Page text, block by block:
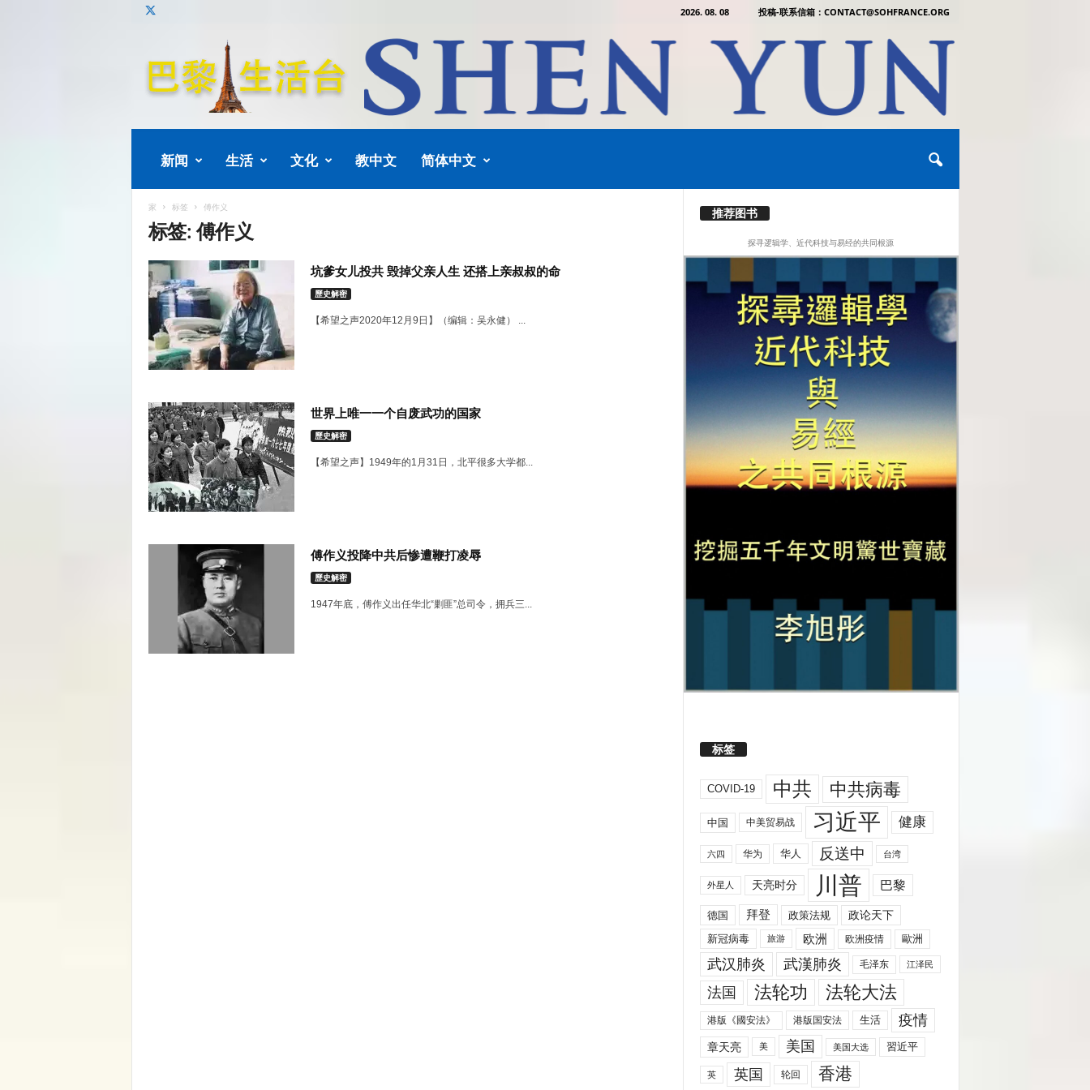
2026. 08. 08 投稿-联系信箱：CONTACT@SOHFRANCE.ORG
新闻 生活 文化 教中文 简体中文
家 标签 傅作义
标签: 傅作义
坑爹女儿投共 毁掉父亲人生 还搭上亲叔叔的命
歷史解密
【希望之声2020年12月9日】（编辑：吴永健） ...
世界上唯一一个自废武功的国家
歷史解密
【希望之声】1949年的1月31日，北平很多大学都...
傅作义投降中共后惨遭鞭打凌辱
歷史解密
1947年底，傅作义出任华北“剿匪”总司令，拥兵三...
推荐图书
探寻逻辑学、近代科技与易经的共同根源
标签
COVID-19 中共 中共病毒
中国 中美贸易战 习近平 健康
六四 华为 华人 反送中 台湾
外星人 天亮时分 川普 巴黎
德国 拜登 政策法规
政论天下
新冠病毒
旅游 欧洲 欧洲疫情 歐洲
武汉肺炎 武漢肺炎 毛泽东 江泽民
法国 法轮功 法轮大法
港版《國安法》 港版国安法 生活 疫情
章天亮 美 美国 美国大选 習近平
英 英国 轮回 香港